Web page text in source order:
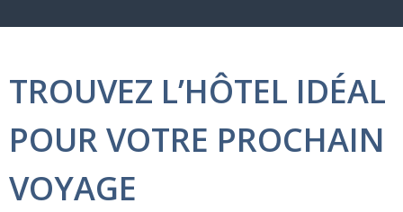
TROUVEZ L’HÔTEL IDÉAL
POUR VOTRE PROCHAIN
VOYAGE